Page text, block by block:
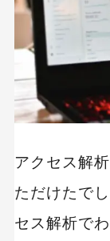
カテゴ
アクセス解
ただけたで
セス解析で